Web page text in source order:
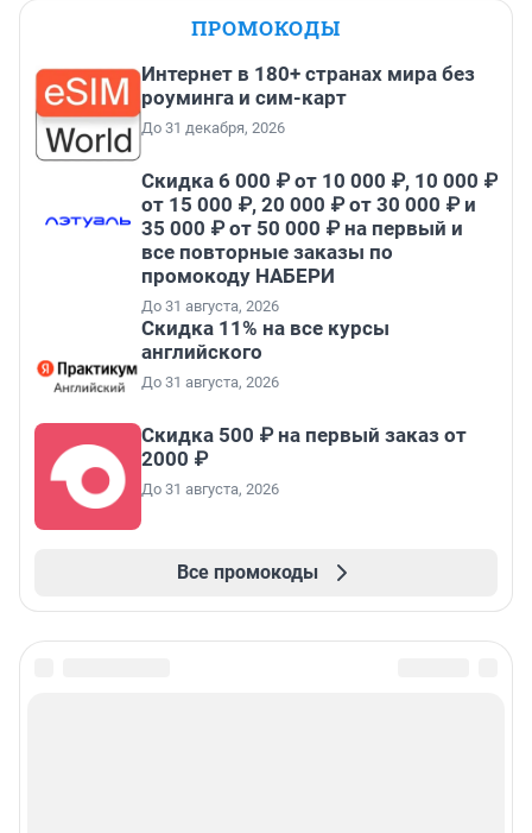
ПРОМОКОДЫ
Интернет в 180+ странах мира без
роуминга и сим-карт
До 31 декабря, 2026
Скидка 6 000 ₽ от 10 000 ₽, 10 000 ₽
от 15 000 ₽, 20 000 ₽ от 30 000 ₽ и
35 000 ₽ от 50 000 ₽ на первый и
все повторные заказы по
промокоду НАБЕРИ
До 31 августа, 2026
Скидка 11% на все курсы
английского
До 31 августа, 2026
Скидка 500 ₽ на первый заказ от
2000 ₽
До 31 августа, 2026
Все промокоды